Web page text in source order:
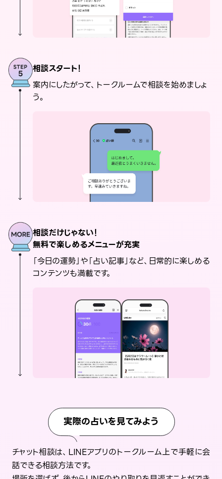
相談スタート！
案内にしたがって、トークルームで相談を始めましょ
う。
相談だけじゃない！
無料で楽しめるメニューが充実
「今日の運勢」や「占い記事」など、日常的に楽しめる
コンテンツも満載です。
実際の占いを見てみよう
チャット相談は、LINEアプリのトークルーム上で手軽に会
話できる相談方法です。